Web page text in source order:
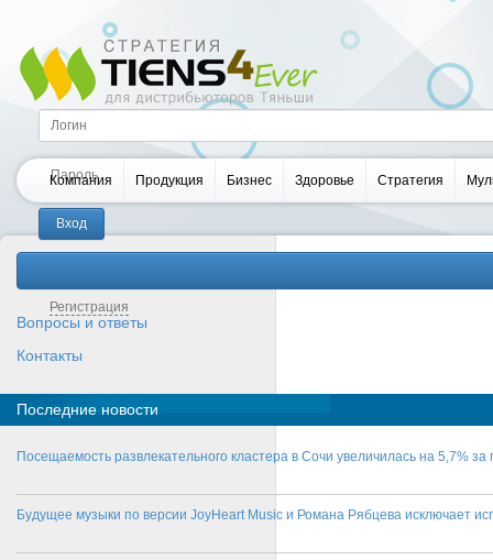
Регистрация
Компания Продукция Бизнес Здоровье Стратегия
Вопросы и ответы
Контакты
Последние новости
Посещаемость развлекательного кластера в Сочи увеличилась на 5,7% за
Будущее музыки по версии JoyHeart Music и Романа Рябцева исключает